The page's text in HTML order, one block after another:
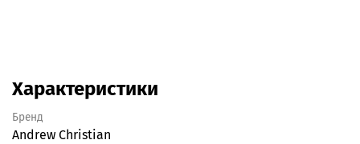
Характеристики
Бренд
Andrew Christian